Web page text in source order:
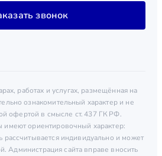
звонок
работах и услугах, размещённая на
ознакомительный характер и не
офертой в смысле ст. 437 ГК РФ.
ориентировочный характер:
рассчитывается индивидуально и может
Администрация сайта вправе вносить